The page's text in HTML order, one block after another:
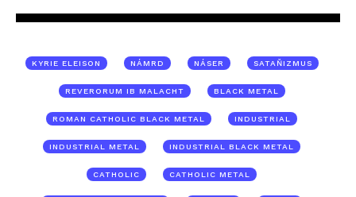
KYRIE ELEISON NÁMRD NÁSER SATAŇIZMUS
REVERORUM IB MALACHT BLACK METAL
ROMAN CATHOLIC BLACK METAL INDUSTRIAL
INDUSTRIAL METAL INDUSTRIAL BLACK METAL
CATHOLIC CATHOLIC METAL